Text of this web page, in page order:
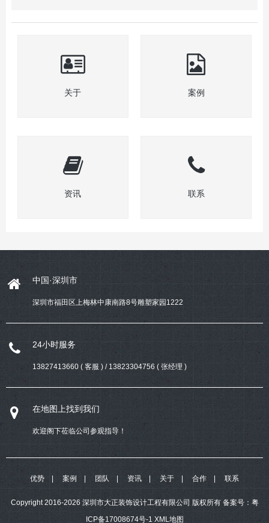
关于 案例
资讯 联系
中国·深圳市
深圳市福田区上梅林中康南路8号雕塑家园1222
24小时服务
13827413660 ( 客服 ) / 13823304756 ( 张经理 )
在地图上找到我们
欢迎阁下莅临公司参观指导！
优势 案例 团队 资讯 关于 合作 联系
Copyright 2016-2026 深圳市大正装饰设计工程有限公司 版权所有 备案号： 粤
ICP备17008674号-1 XML地图